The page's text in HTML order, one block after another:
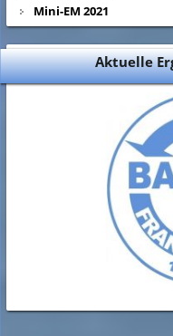
Mini-EM 2021
Aktuelle